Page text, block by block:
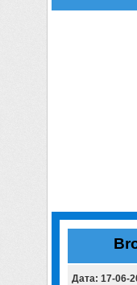
Дата: 17-06-